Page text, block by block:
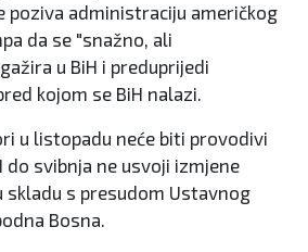
poziva administraciju američkog
da se "snažno, ali
u BiH i preduprijedi
kojom se BiH nalazi.
u listopadu neće biti provodivi
do svibnja ne usvoji izmjene
skladu s presudom Ustavnog
Bosna.